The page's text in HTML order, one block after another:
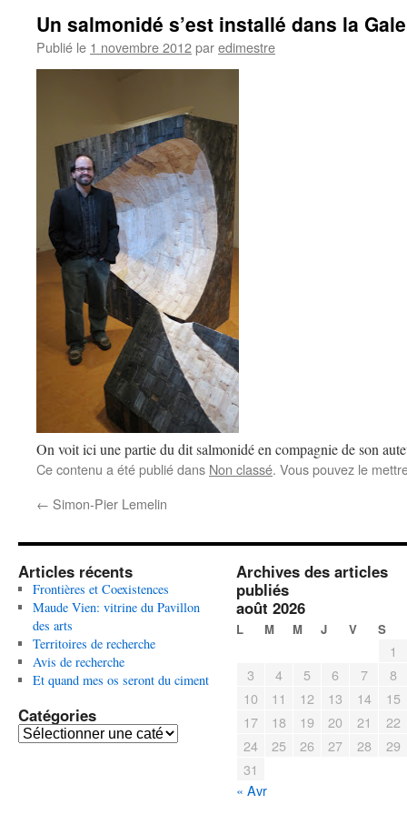
Un salmonidé s’est installé dans la
Publié le 1 novembre 2012paredimestre
On voit ici une partie du dit salmonidé en compagnie de son
Ce contenu a été publié dans Non classé. Vous pouvez le
← Simon-Pier Lemelin
Articles récents
Frontières et Coexistences
Maude Vien: vitrine du Pavillon
des arts
Territoires de recherche
Avis de recherche
Et quand mes os seront du ciment
Catégories
C
Archives des articles
publiés
août 2026
L M M J V S
1
3
4 5 6 7
8
10
11 12 13 14
15
17
18 19 20 21
22
24
25 26 27 28
29
31
« Avr